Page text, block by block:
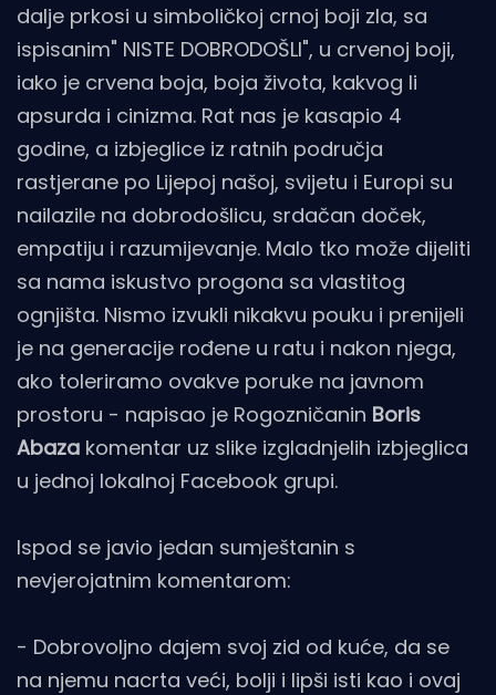
dalje prkosi u simboličkoj crnoj boji zla, sa
ispisanim" NISTE DOBRODOŠLI", u crvenoj boji,
iako je crvena boja, boja života, kakvog li
apsurda i cinizma. Rat nas je kasapio 4
godine, a izbjeglice iz ratnih područja
rastjerane po Lijepoj našoj, svijetu i Europi su
nailazile na dobrodošlicu, srdačan doček,
empatiju i razumijevanje. Malo tko može dijeliti
sa nama iskustvo progona sa vlastitog
ognjišta. Nismo izvukli nikakvu pouku i prenijeli
je na generacije rođene u ratu i nakon njega,
ako toleriramo ovakve poruke na javnom
prostoru - napisao je Rogozničanin Boris
Abaza komentar uz slike izgladnjelih izbjeglica
u jednoj lokalnoj Facebook grupi.
Ispod se javio jedan sumještanin s
nevjerojatnim komentarom:
- Dobrovoljno dajem svoj zid od kuće, da se
na njemu nacrta veći, bolji i lipši isti kao i ovaj